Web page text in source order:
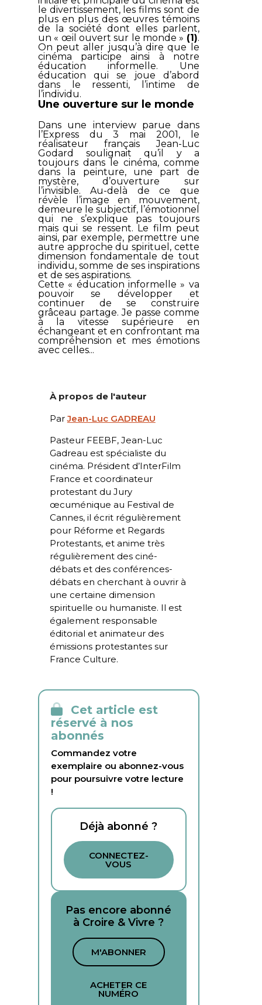
le divertissement, les films sont de
plus en plus des œuvres témoins
de la société dont elles parlent,
un « œil ouvert sur le monde » (1).
On peut aller jusqu’à dire que le
cinéma participe ainsi à notre
éducation informelle. Une
éducation qui se joue d’abord
dans le ressenti, l’intime de
l’individu.
Une ouverture sur le monde
Dans une interview parue dans
l’Express du 3 mai 2001, le
réalisateur français Jean-Luc
Godard soulignait qu’il y a
toujours dans le cinéma, comme
dans la peinture, une part de
mystère, d’ouverture sur
l’invisible. Au-delà de ce que
révèle l’image en mouvement,
demeure le subjectif, l’émotionnel
qui ne s’explique pas toujours
mais qui se ressent. Le film peut
ainsi, par exemple, permettre une
autre approche du spirituel, cette
dimension fondamentale de tout
individu, somme de ses inspirations
et de ses aspirations.
Cette « éducation informelle » va
pouvoir se développer et
continuer de se construire
grâceau partage. Je passe comme
à la vitesse supérieure en
échangeant et en confrontant ma
compréhension et mes émotions
avec celles...
À propos de l'auteur
ParJean-Luc GADREAU
Pasteur FEEBF, Jean-Luc
Gadreau est spécialiste du
cinéma. Président d’InterFilm
France et coordinateur
protestant du Jury
œcuménique au Festival de
Cannes, il écrit régulièrement
pour Réforme et Regards
Protestants, et anime très
régulièrement des ciné-
débats et des conférences-
débats en cherchant à ouvrir à
une certaine dimension
spirituelle ou humaniste. Il est
également responsable
éditorial et animateur des
émissions protestantes sur
France Culture.
Cet article est
réservé à nos
abonnés
Commandez votre
exemplaire ou abonnez-vous
pour poursuivre votre lecture
!
Déjà abonné ?
CONNECTEZ-
VOUS
Pas encore abonné
à Croire & Vivre ?
M'ABONNER
ACHETER CE
NUMÉRO